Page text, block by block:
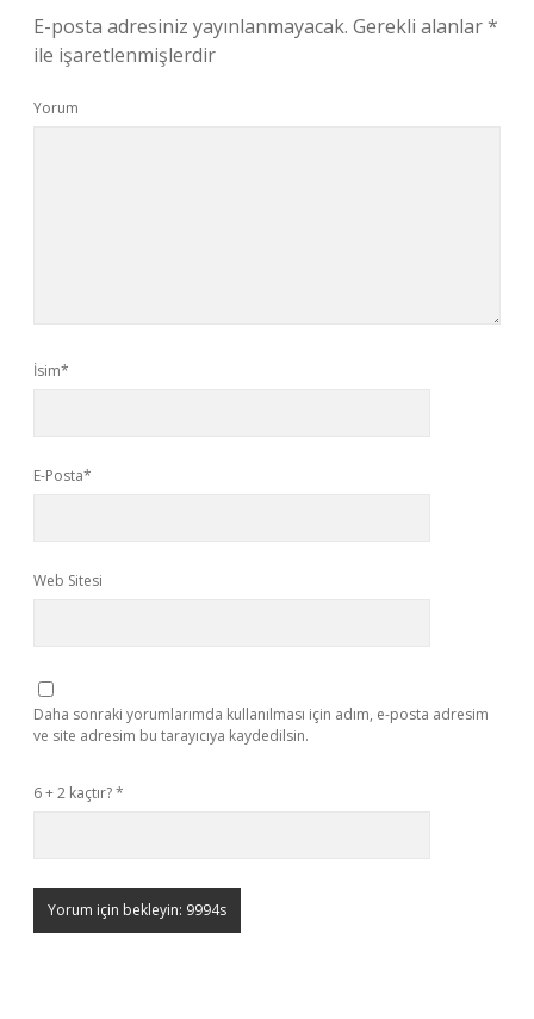
E-posta adresiniz yayınlanmayacak. Gerekli alanlar*
ile işaretlenmişlerdir
Yorum
İsim*
E-Posta*
Web Sitesi
Daha sonraki yorumlarımda kullanılması için adım, e-posta adresim
ve site adresim bu tarayıcıya kaydedilsin.
6 + 2 kaçtır?*